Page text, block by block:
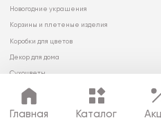
Главная Каталог
Новогодние украшения
Корзины и плетеные изделия
Коробки для цветов
Декор для дома
Сухоцветы